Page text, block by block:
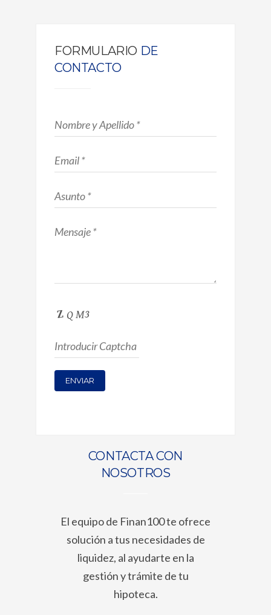
FORMULARIO DE
CONTACTO
CONTACTA CON
NOSOTROS
El equipo de Finan100 te ofrece
solución a tus necesidades de
liquidez, al ayudarte en la
gestión y trámite de tu
hipoteca.